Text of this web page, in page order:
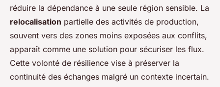
réduire la dépendance à une seule région sensible. La
relocalisation partielle des activités de production,
souvent vers des zones moins exposées aux conflits,
apparaît comme une solution pour sécuriser les flux.
Cette volonté de résilience vise à préserver la
continuité des échanges malgré un contexte incertain.